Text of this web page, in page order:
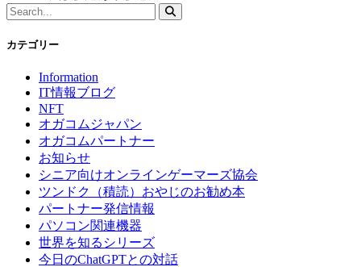
カテゴリー
Information
IT情報ブログ
NFT
オガコムジャパン
オガコムパートナー
お知らせ
シニア向けオンラインゲーマーズ協会
ツンドク（積読）おやじのお勧め本
パートナー発信情報
パソコン関連機器
世界を知るシリーズ
今日のChatGPTとの対話